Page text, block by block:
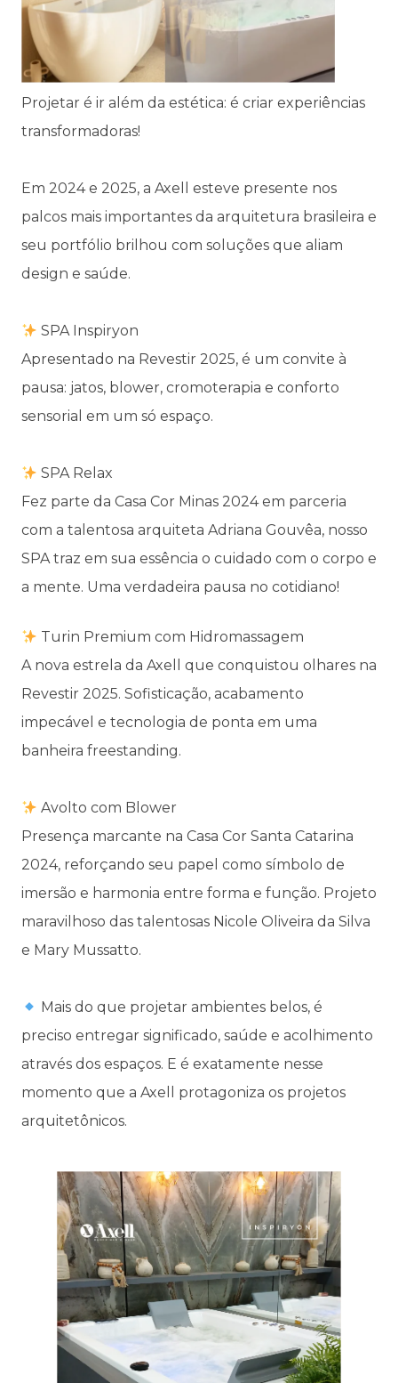
Projetar é ir além da estética: é criar experiências
transformadoras!
Em 2024 e 2025, a Axell esteve presente nos
palcos mais importantes da arquitetura brasileira e
seu portfólio brilhou com soluções que aliam
design e saúde.
SPA Inspiryon
Apresentado na Revestir 2025, é um convite à
pausa: jatos, blower, cromoterapia e conforto
sensorial em um só espaço.
SPA Relax
Fez parte da Casa Cor Minas 2024 em parceria
com a talentosa arquiteta Adriana Gouvêa, nosso
SPA traz em sua essência o cuidado com o corpo e
a mente. Uma verdadeira pausa no cotidiano!
Turin Premium com Hidromassagem
A nova estrela da Axell que conquistou olhares na
Revestir 2025. Sofisticação, acabamento
impecável e tecnologia de ponta em uma
banheira freestanding.
Avolto com Blower
Presença marcante na Casa Cor Santa Catarina
2024, reforçando seu papel como símbolo de
imersão e harmonia entre forma e função. Projeto
maravilhoso das talentosas Nicole Oliveira da Silva
e Mary Mussatto.
Mais do que projetar ambientes belos, é
preciso entregar significado, saúde e acolhimento
através dos espaços. E é exatamente nesse
momento que a Axell protagoniza os projetos
arquitetônicos.